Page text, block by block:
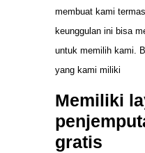
membuat kami
keunggulan ini bisa
untuk memilih kami.
yang kami miliki
Memiliki
gratis